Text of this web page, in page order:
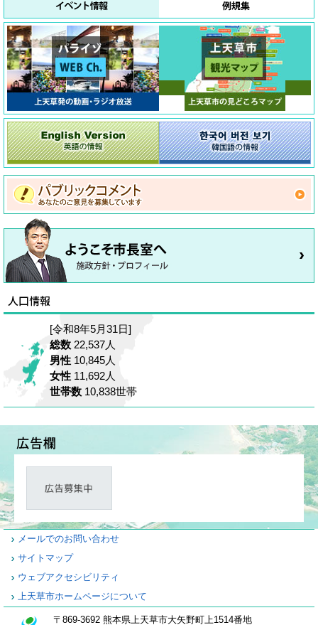
[令和8年5月31日]
総数 22,537人
男性 10,845人
女性 11,692人
世帯数 10,838世帯
メールでのお問い合わせ
サイトマップ
ウェブアクセシビリティ
上天草市ホームページについて
〒869-3692 熊本県上天草市大矢野町上1514番地